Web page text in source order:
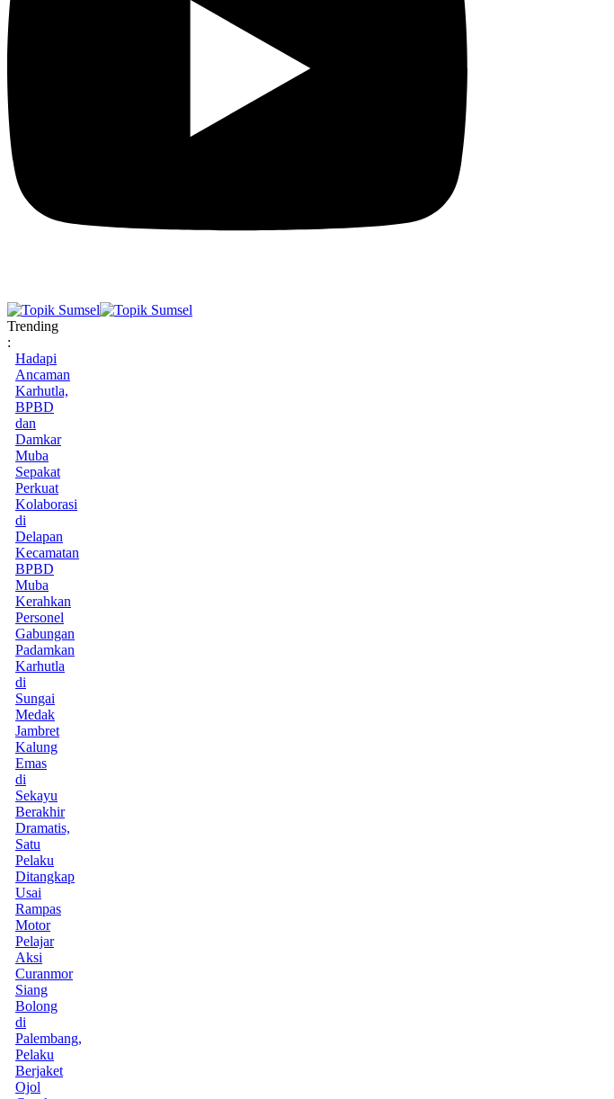
Trending
:
Hadapi
Ancaman
Karhutla,
BPBD
dan
Damkar
Muba
Sepakat
Perkuat
Kolaborasi
di
Delapan
Kecamatan
BPBD
Muba
Kerahkan
Personel
Gabungan
Padamkan
Karhutla
di
Sungai
Medak
Jambret
Kalung
Emas
di
Sekayu
Berakhir
Dramatis,
Satu
Pelaku
Ditangkap
Usai
Rampas
Motor
Pelajar
Aksi
Curanmor
Siang
Bolong
di
Palembang,
Pelaku
Berjaket
Ojol